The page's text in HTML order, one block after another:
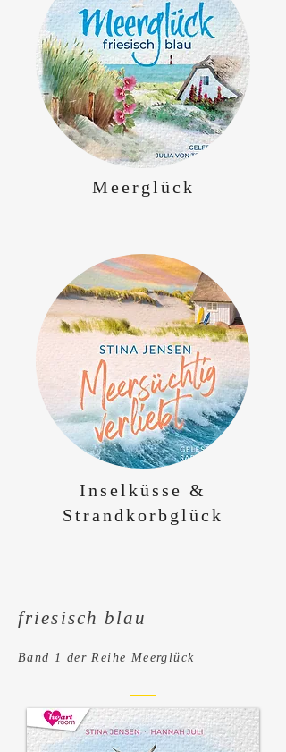
Meerglück
Inselküsse &
Strandkorbglück
friesisch blau
Band 1 der Reihe Meerglück